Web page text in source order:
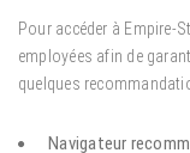
Pour accéder à Empire-
employées afin de
quelques
Navigateur